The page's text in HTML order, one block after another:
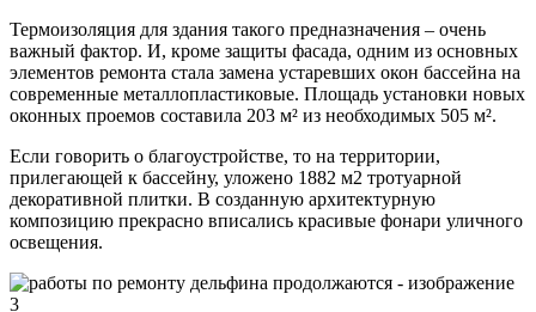
Термоизоляция для здания такого предназначения – очень
важный фактор. И, кроме защиты фасада, одним из основных
элементов ремонта стала замена устаревших окон бассейна на
современные металлопластиковые. Площадь установки новых
оконных проемов составила 203 м² из необходимых 505 м².
Если говорить о благоустройстве, то на территории,
прилегающей к бассейну, уложено 1882 м2 тротуарной
декоративной плитки. В созданную архитектурную
композицию прекрасно вписались красивые фонари уличного
освещения.